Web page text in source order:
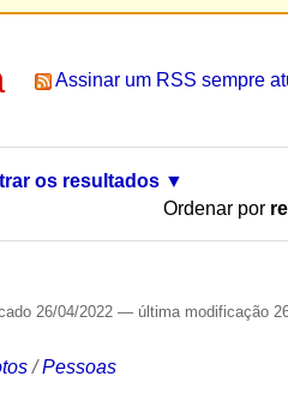
Assinar um RSS sempre
os resultados
Ordenar por
26/04/2022— última modificação
/Pessoas